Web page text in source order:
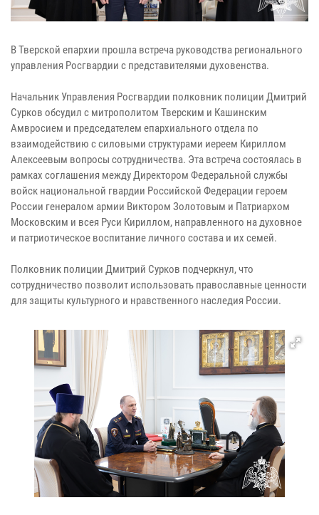
В Тверской епархии прошла встреча руководства регионального
управления Росгвардии с представителями духовенства.
Начальник Управления Росгвардии полковник полиции Дмитрий
Сурков обсудил с митрополитом Тверским и Кашинским
Амвросием и председателем епархиального отдела по
взаимодействию с силовыми структурами иереем Кириллом
Алексеевым вопросы сотрудничества. Эта встреча состоялась в
рамках соглашения между Директором Федеральной службы
войск национальной гвардии Российской Федерации героем
России генералом армии Виктором Золотовым и Патриархом
Московским и всея Руси Кириллом, направленного на духовное
и патриотическое воспитание личного состава и их семей.
Полковник полиции Дмитрий Сурков подчеркнул, что
сотрудничество позволит использовать православные ценности
для защиты культурного и нравственного наследия России.